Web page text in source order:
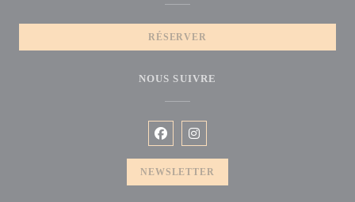
RÉSERVER
NOUS SUIVRE
Facebook ((ouvre une nouvelle
Instagram ((ouvre une nouvelle
NEWSLETTER